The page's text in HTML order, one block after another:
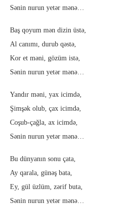
Sənin nurun yetər mənə…
Baş qoyum mən dizin üstə,
Al canımı, durub qəstə,
Kor et məni, gözüm istə,
Sənin nurun yetər mənə…
Yandır məni, yax icimdə,
Şimşək olub, çax icimdə,
Coşub-çağla, ax icimdə,
Sənin nurun yetər mənə…
Bu dünyanın sonu çata,
Ay qarala, günəş bata,
Ey, gül üzlüm, zərif buta,
Sənin nurun yetər mənə…